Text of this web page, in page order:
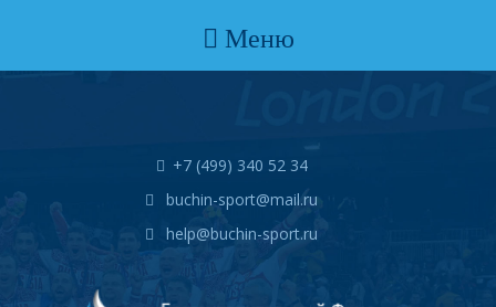
Меню
+7 (499) 340 52 34
buchin-sport@mail.ru
help@buchin-sport.ru